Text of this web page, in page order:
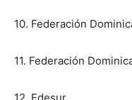
10. Federación
11. Federación
12. Edesur